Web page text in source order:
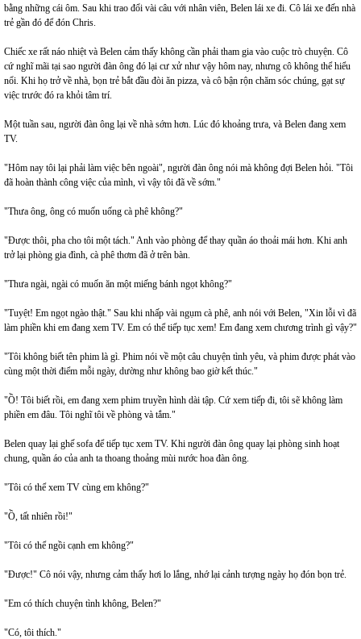
bằng những cái ôm. Sau khi trao đổi vài câu với nhân viên, Belen lái xe đi. Cô lái xe đến nhà
trẻ gần đó để đón Chris.
Chiếc xe rất náo nhiệt và Belen cảm thấy không cần phải tham gia vào cuộc trò chuyện. Cô
cứ nghĩ mãi tại sao người đàn ông đó lại cư xử như vậy hôm nay, nhưng cô không thể hiểu
nổi. Khi họ trở về nhà, bọn trẻ bắt đầu đòi ăn pizza, và cô bận rộn chăm sóc chúng, gạt sự
việc trước đó ra khỏi tâm trí.
Một tuần sau, người đàn ông lại về nhà sớm hơn. Lúc đó khoảng trưa, và Belen đang xem
TV.
"Hôm nay tôi lại phải làm việc bên ngoài", người đàn ông nói mà không đợi Belen hỏi. "Tôi
đã hoàn thành công việc của mình, vì vậy tôi đã về sớm."
"Thưa ông, ông có muốn uống cà phê không?"
"Được thôi, pha cho tôi một tách." Anh vào phòng để thay quần áo thoải mái hơn. Khi anh
trở lại phòng gia đình, cà phê thơm đã ở trên bàn.
"Thưa ngài, ngài có muốn ăn một miếng bánh ngọt không?"
"Tuyệt! Em ngọt ngào thật." Sau khi nhấp vài ngụm cà phê, anh nói với Belen, "Xin lỗi vì đã
làm phiền khi em đang xem TV. Em có thể tiếp tục xem! Em đang xem chương trình gì vậy?"
"Tôi không biết tên phim là gì. Phim nói về một câu chuyện tình yêu, và phim được phát vào
cùng một thời điểm mỗi ngày, dường như không bao giờ kết thúc."
"Ồ! Tôi biết rồi, em đang xem phim truyền hình dài tập. Cứ xem tiếp đi, tôi sẽ không làm
phiền em đâu. Tôi nghĩ tôi về phòng và tắm."
Belen quay lại ghế sofa để tiếp tục xem TV. Khi người đàn ông quay lại phòng sinh hoạt
chung, quần áo của anh ta thoang thoảng mùi nước hoa đàn ông.
"Tôi có thể xem TV cùng em không?"
"Ồ, tất nhiên rồi!"
"Tôi có thể ngồi cạnh em không?"
"Được!" Cô nói vậy, nhưng cảm thấy hơi lo lắng, nhớ lại cảnh tượng ngày họ đón bọn trẻ.
"Em có thích chuyện tình không, Belen?"
"Có, tôi thích."